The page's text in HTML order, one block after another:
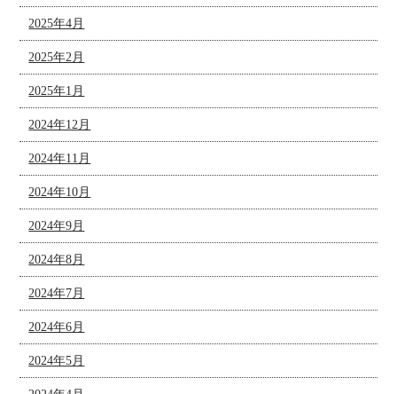
2025年4月
2025年2月
2025年1月
2024年12月
2024年11月
2024年10月
2024年9月
2024年8月
2024年7月
2024年6月
2024年5月